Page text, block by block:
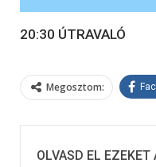
20:30 ÚTRAVALÓ
Megosztom:
OLVASD EL EZEKET